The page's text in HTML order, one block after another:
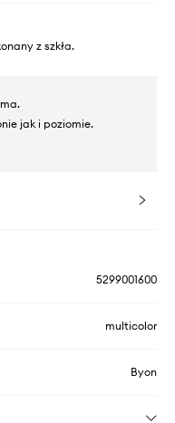
z szkła.
jak i poziomie.
5299001600
multicolor
Byon